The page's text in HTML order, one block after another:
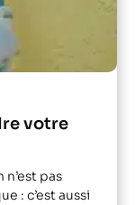
votre
pas
: c’est aussi